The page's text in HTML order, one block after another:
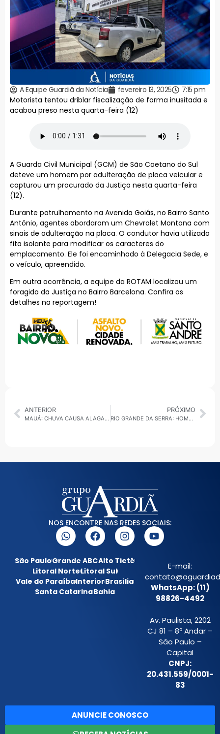
A Equipe Guardiã da Notícia fevereiro 13, 2025
7:15 pm
Motorista tentou driblar fiscalização de forma inusitada e
acabou preso nesta quarta-feira (12)
A Guarda Civil Municipal (GCM) de São Caetano do Sul
deteve um homem por adulteração de placa veicular e
capturou um procurado da Justiça nesta quarta-feira
(12).
Durante patrulhamento na Avenida Goiás, no Bairro Santo
Antônio, agentes abordaram um Chevrolet Montana com
sinais de adulteração na placa. O condutor havia utilizado
fita isolante para modificar os caracteres do
emplacamento. Ele foi encaminhado à Delegacia Sede, e
o veículo, apreendido.
Em outra ocorrência, a equipe da ROTAM localizou um
foragido da Justiça no Bairro Barcelona. Confira os
detalhes na reportagem!
ANTERIOR
MAUÁ: CHUVA CAUSA ALAGAMENTOS E MUNICÍPIO SEGUE EM ATENÇÃO
PRÓXIMO
RIO GRANDE DA SERRA: HOMEM É PRESO DIRIGINDO COM MULHER PRESA AO PARA-BRISA
NOS ENCONTRE NAS REDES SOCIAIS:
São PauloGrande ABCAlto Tietê
Litoral NorteLitoral Sul
Vale do ParaíbaInteriorBrasília
Santa CatarinaBahia
E-mail:
WhatsApp: (11)
98826-4492
Av. Paulista, 2202
CJ 81 – 8º Andar –
São Paulo –
Capital
CNPJ:
20.431.559/0001-
83
ANUNCIE CONOSCO